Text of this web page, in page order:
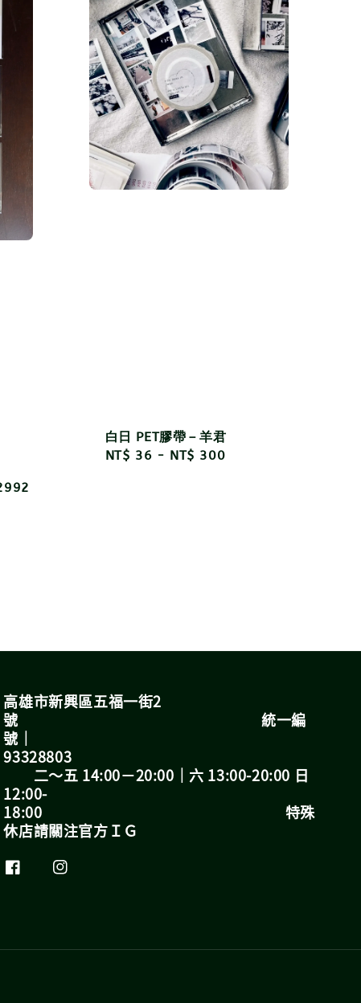
白日 PET膠帶－羊君
Regular
NT$ 36 - NT$ 300
高雄市新興區五福一街2
號 統一編
號｜
93328803
二～五 14:00－20:00｜六 13:00-20:00 日
12:00-
18:00 特殊
休店請關注官方ＩＧ